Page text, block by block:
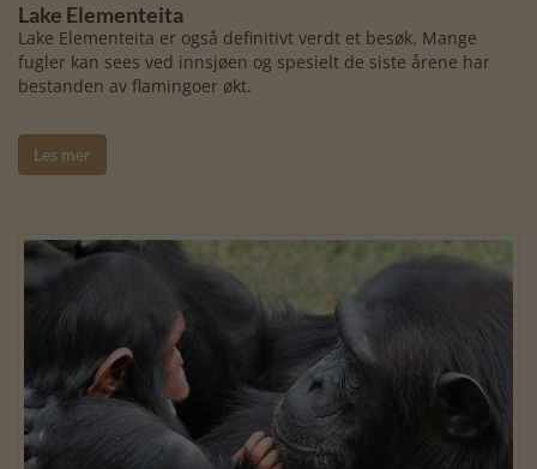
Lake Elementeita
Lake Elementeita er også definitivt verdt et besøk. Mange
fugler kan sees ved innsjøen og spesielt de siste årene har
bestanden av flamingoer økt.
Les mer